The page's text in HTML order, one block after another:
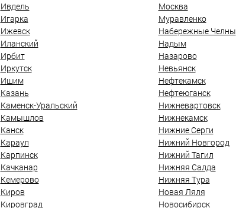
Ивдель
Игарка
Ижевск
Иланский
Ирбит
Иркутск
Ишим
Казань
Каменск-Уральский
Камышлов
Канск
Караул
Карпинск
Качканар
Кемерово
Киров
Кировград
Москва
Муравленко
Набережные Челны
Надым
Назарово
Невьянск
Нефтекамск
Нефтеюганск
Нижневартовск
Нижнекамск
Нижние Серги
Нижний Новгород
Нижний Тагил
Нижняя Салда
Нижняя Тура
Новая Ляля
Новосибирск